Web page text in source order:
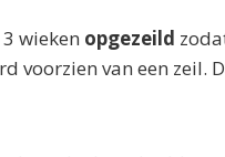
wieken opgezeild
voorzien van een zeil.